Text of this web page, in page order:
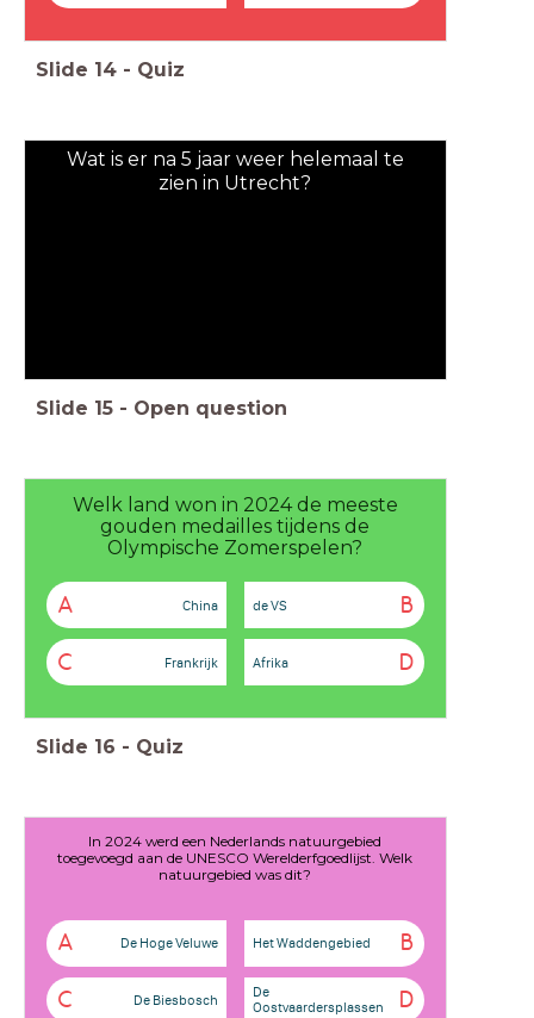
Slide 14 - Quiz
Wat is er na 5 jaar weer helemaal te
zien in Utrecht?
Slide 15 - Open question
Welk land won in 2024 de meeste
gouden medailles tijdens de
Olympische Zomerspelen?
A China B
de VS
C Frankrijk D
Afrika
Slide 16 - Quiz
In 2024 werd een Nederlands natuurgebied
toegevoegd aan de UNESCO Werelderfgoedlijst. Welk
natuurgebied was dit?
A De Hoge Veluwe B
Het Waddengebied
C De Biesbosch D
De
Oostvaardersplassen